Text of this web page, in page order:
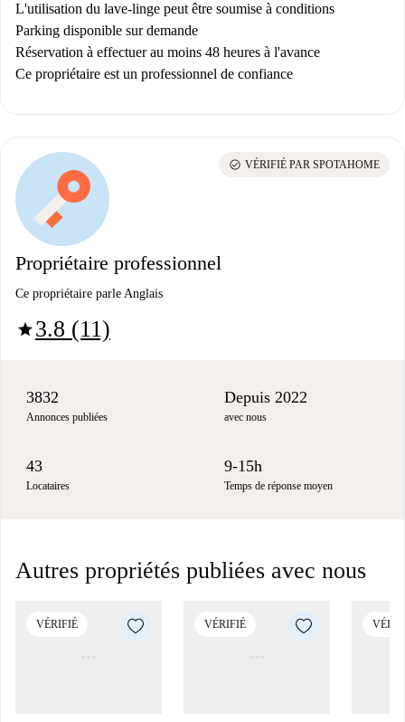
L'utilisation du lave-linge peut être soumise à conditions
Parking disponible sur demande
Réservation à effectuer au moins 48 heures à l'avance
Ce propriétaire est un professionnel de confiance
Propriétaire professionnel
Ce propriétaire parle Anglais
star3.8 (11)
check_circle VÉRIFIÉ PAR SPOTAHOME
3832
Annonces publiées
Depuis 2022
avec nous
43
Locataires
9-15h
Temps de réponse moyen
Autres propriétés publiées avec nous
VÉRIFIÉ VÉRIFIÉ